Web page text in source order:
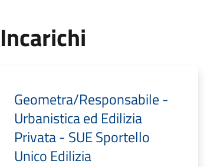
Incarichi
Geometra/Responsabile -
Urbanistica ed Edilizia
Privata - SUE Sportello
Unico Edilizia